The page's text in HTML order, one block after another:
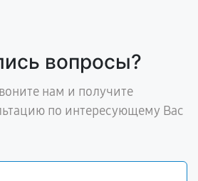
вопросы?
нам и получите
по интересующему Вас